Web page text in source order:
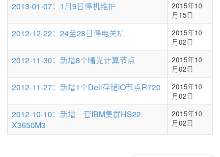
2013-01-07：1月9日停机维护
2015年10
月15日
2012-12-22：24至28日停电关机
2015年10
月02日
2012-11-30：新增8个曙光计算节点
2015年10
月02日
2012-11-27：新增1个Dell存储IO节点R720
2015年10
月02日
2012-10-10：新增一套IBM集群HS22
X3650M3
2015年10
月02日